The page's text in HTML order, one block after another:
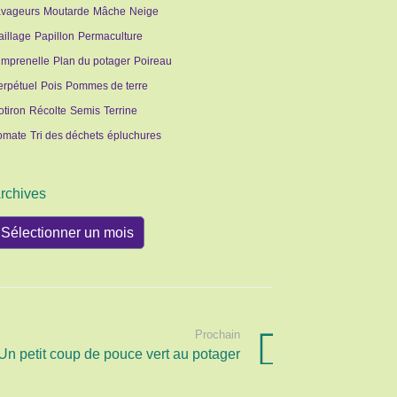
Moutarde Mâche Neige
Papillon Permaculture
Plan du potager Poireau
Pois Pommes de terre
Récolte Semis Terrine
Tri des déchets épluchures
Prochain
petit coup de pouce vert au potager